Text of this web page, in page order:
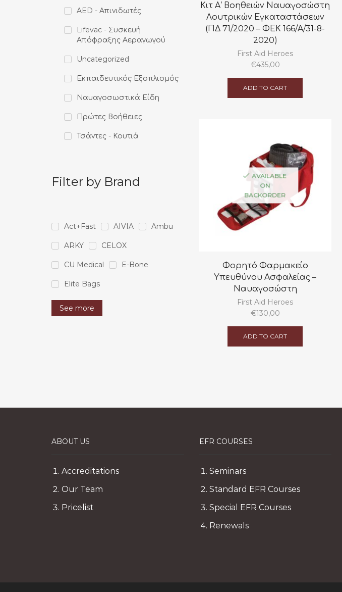
Κιτ Α’ Βοηθειών Ναυαγοσώστη
Λουτρικών Εγκαταστάσεων
(ΠΔ 71/2020 – ΦΕΚ 166/Α/31-8-
2020)
First Aid Heroes
€435,00
ADD TO CART
AVAILABLE
ON
BACKORDER
Φορητό Φαρμακείο
Υπευθύνου Ασφαλείας –
Ναυαγοσώστη
First Aid Heroes
€130,00
ADD TO CART
AED - Απινιδωτές
Lifevac - Συσκευή
Απόφραξης Αεραγωγού
Uncategorized
Εκπαιδευτικός Εξοπλισμός
Ναυαγοσωστικά Είδη
Πρώτες Βοήθειες
Τσάντες - Κουτιά
Filter by Brand
Act+Fast AIVIA Ambu
ARKY CELOX
CU Medical E-Bone
Elite Bags
See more
ABOUT US
Accreditations
Our Team
Pricelist
EFR COURSES
Seminars
Standard EFR Courses
Special EFR Courses
Renewals